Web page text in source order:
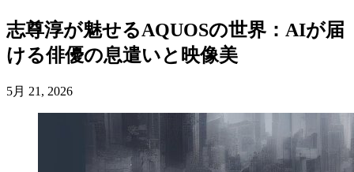
志尊淳が魅せるAQUOSの世界：AIが届
ける俳優の息遣いと映像美
5月 21, 2026